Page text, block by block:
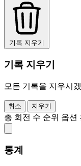
기록 지우기
기록 지우기
모든 기록을 지우시
취소 지우기
총 회전 수 순위 옵션
통계